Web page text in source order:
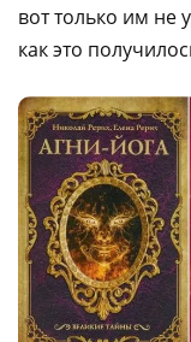
вот только им не
как это